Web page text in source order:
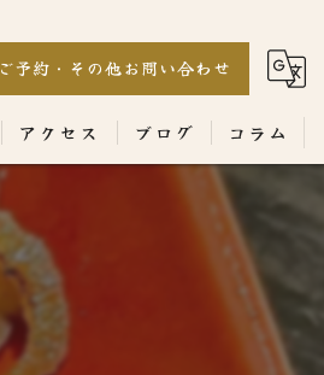
ご予約・その他お問い合わせ
アクセス ブログ コラム